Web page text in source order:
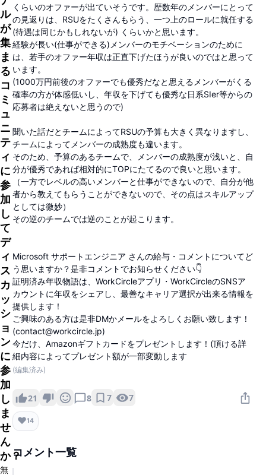
ル
が
集
ま
る
コ
ミ
ュ
ニ
テ
ィ
に
参
加
し
て
デ
ィ
ス
カ
ッ
シ
ョ
ン
に
参
加
し
ま
せ
ん
か？
無
くらいのオファーが出ていそうです。歴数年のメンバーにとって
の見返りは、RSUをたくさんもらう、一つ上のロールに就任する
(待遇は同じかもしれないが) くらいかと思います。
経験が長い(仕事ができる)メンバーのモチベーションのために
は、若手のオファー年収は正直下げたほうが良いのではと思って
います。
(1000万円前後のオファーでも優秀だなと思えるメンバーがくる
確率の方が体感低いし、年収を下げても優秀な日系SIer等からの
応募者は絶えないと思うので)
聞いた話だとチームによってRSUの予算も大きく異なりますし、
チームによってメンバーの成熟度も違います。
そのため、予算のあるチームで、メンバーの成熟度が浅いと、自
分が優秀であれば相対的にTOPにたてるので良いと思います。
（一方でレベルの高いメンバーと仕事ができないので、自分が他
者から教えてもらうことができないので、その点はスキルアップ
としては微妙）
その逆のチームでは逆のことが起こります。
Microsoft サポートエンジニア さんの給与・コメントについてど
う思いますか？是非コメントでお知らせください👇
証明済み年収物語は、WorkCircleアプリ・WorkCircleのSNSア
カウントに年収をシェアし、最善なキャリア選択が出来る情報を
提供します！
ご興味のある方は是非DMかメールをよろしくお願い致します！
(contact@workcircle.jp)
今だけ、Amazonギフトカードをプレゼントします！(頂ける詳
細内容によってプレゼント額が一部変動します
(編集済み)
21 8 7 7
❤️14
コメント一覧